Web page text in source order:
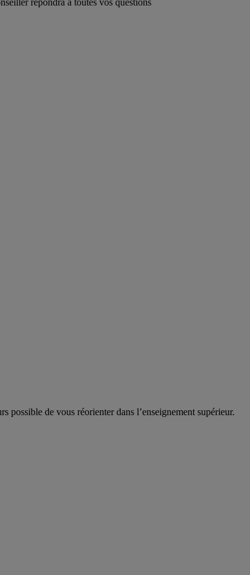
possible de vous réorienter dans l’enseignement supérieur.